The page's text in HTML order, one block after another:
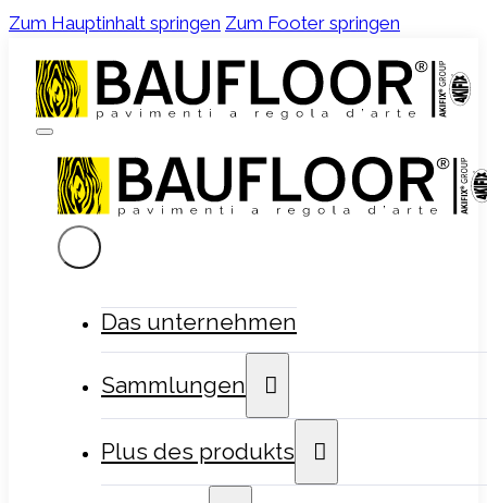
Zum Hauptinhalt springen Zum Footer springen
Das unternehmen
Sammlungen
Plus des produkts